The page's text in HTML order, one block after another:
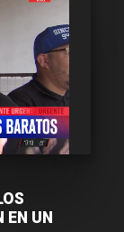
EN UN